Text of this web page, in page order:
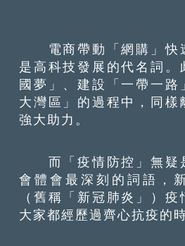
電商帶動「網購」快
是高科技發展的代名詞。
國夢」、建設「一帶一路
大灣區」的過程中，同樣
強大助力。
而「疫情防控」無疑
會體會最深刻的詞語，
（舊稱「新冠肺炎」）疫
大家都經歷過齊心抗疫的時